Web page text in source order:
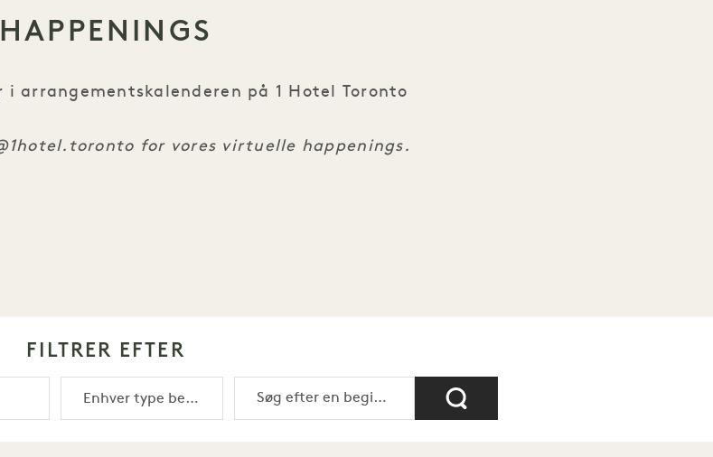
HAPPENINGS
i arrangementskalenderen på 1 Hotel Toronto
for vores virtuelle happenings.
FILTRER EFTER